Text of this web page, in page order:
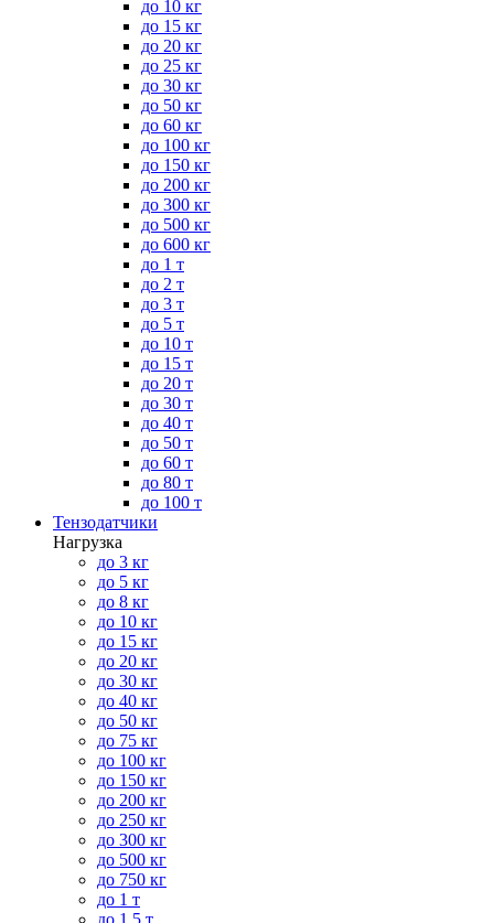
до 10 кг
до 15 кг
до 20 кг
до 25 кг
до 30 кг
до 50 кг
до 60 кг
до 100 кг
до 150 кг
до 200 кг
до 300 кг
до 500 кг
до 600 кг
до 1 т
до 2 т
до 3 т
до 5 т
до 10 т
до 15 т
до 20 т
до 30 т
до 40 т
до 50 т
до 60 т
до 80 т
до 100 т
Тензодатчики
Нагрузка
до 3 кг
до 5 кг
до 8 кг
до 10 кг
до 15 кг
до 20 кг
до 30 кг
до 40 кг
до 50 кг
до 75 кг
до 100 кг
до 150 кг
до 200 кг
до 250 кг
до 300 кг
до 500 кг
до 750 кг
до 1 т
до 1.5 т